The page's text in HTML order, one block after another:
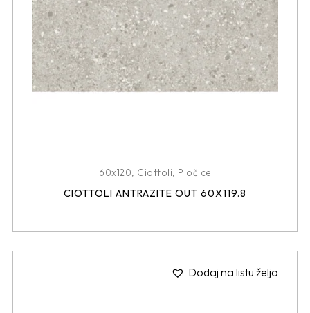
60x120, Ciottoli, Pločice
CIOTTOLI ANTRAZITE OUT 60X119.8
Dodaj na listu želja